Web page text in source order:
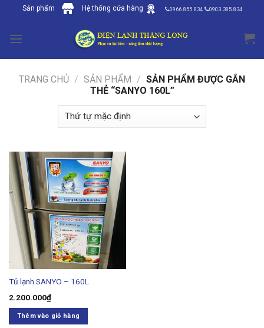
content
Sản phẩm Hệ thống cửa hàng 0966.855.834 0903.385.834
TRANG CHỦ / SẢN PHẨM / SẢN PHẨM ĐƯỢC GẮN
THẺ “SANYO 160L”
Tủ lạnh SANYO – 160L
2.200.000₫
Thêm vào giỏ hàng